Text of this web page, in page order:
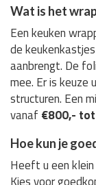
Wat is het
Een keuken
de
aanbrengt. De
mee. Er is keuze
structuren. Een
vanaf €800,-
Hoe kun je
Heeft u een